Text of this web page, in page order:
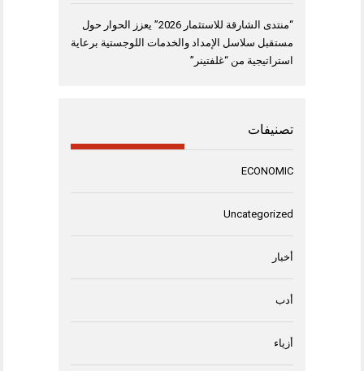
“منتدى الشارقة للاستثمار 2026” يعزز الحوار حول
مستقبل سلاسل الإمداد والخدمات اللوجستية برعاية
استراتيجية من “غلفتينر”
تصنيفات
ECONOMIC
Uncategorized
أخبار
أدب
أزياء